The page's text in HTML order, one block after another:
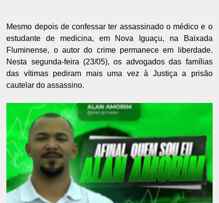
Mesmo depois de confessar ter assassinado o médico e o
estudante de medicina, em Nova Iguaçu, na Baixada
Fluminense, o autor do crime permanece em liberdade.
Nesta segunda-feira (23/05), os advogados das famílias
das vítimas pediram mais uma vez à Justiça a prisão
cautelar do assassino.